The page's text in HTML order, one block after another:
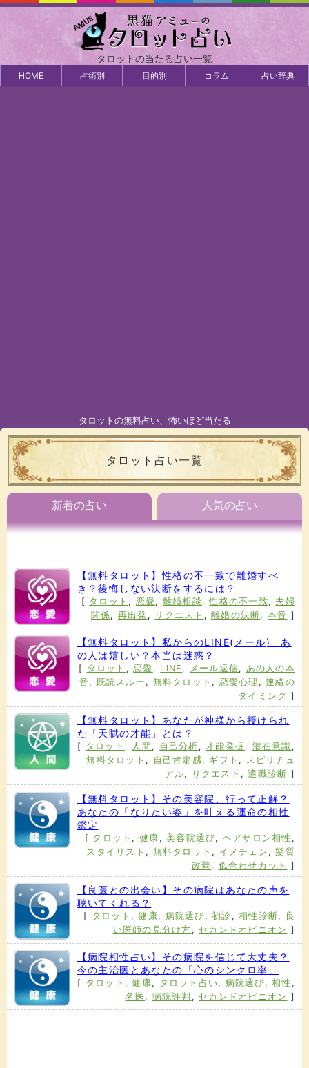
タロットの当たる占い一覧
HOME 占術別 目的別 コラム 占い辞典
タロットの無料占い、怖いほど当たる
タロット占い一覧
新着の占い 人気の占い
【無料タロット】性格の不一致で離婚すべ
き？後悔しない決断をするには？
[ タロット , 恋愛, 離婚相談 ,性格の不一致, 夫婦
関係, 再出発 , リクエスト ,離婚の決断, 本音 ]
【無料タロット】私からのLINE(メール)、あ
の人は嬉しい？本当は迷惑？
[ タロット ,恋愛 , LINE , メール返信, あの人の本
音, 既読スルー , 無料タロット , 恋愛心理 ,連絡の
タイミング ]
【無料タロット】あなたが神様から授けられ
た「天賦の才能」とは？
[ タロット , 人間 , 自己分析 ,才能発掘 , 潜在意識 ,
無料タロット , 自己肯定感, ギフト , スピリチュ
アル, リクエスト ,適職診断 ]
【無料タロット】その美容院、行って正解？
あなたの「なりたい姿」を叶える運命の相性
鑑定
[ タロット , 健康 ,美容院選び, ヘアサロン相性 ,
スタイリスト , 無料タロット , イメチェン ,髪質
改善, 似合わせカット ]
【良医との出会い】その病院はあなたの声を
聴いてくれる？
[ タロット ,健康, 病院選び ,初診 ,相性診断,
良
い医師の見分け方 , セカンドオピニオン ]
【病院相性占い】その病院を信じて大丈夫？
今の主治医とあなたの「心のシンクロ率」
[ タロット ,健康, タロット占い, 病院選び ,相性 ,
名医, 病院評判 , セカンドオピニオン ]